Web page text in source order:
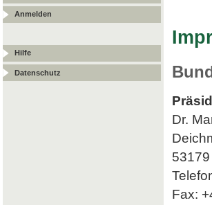
Anmelden
Hilfe
Datenschutz
Dr.
Fax: